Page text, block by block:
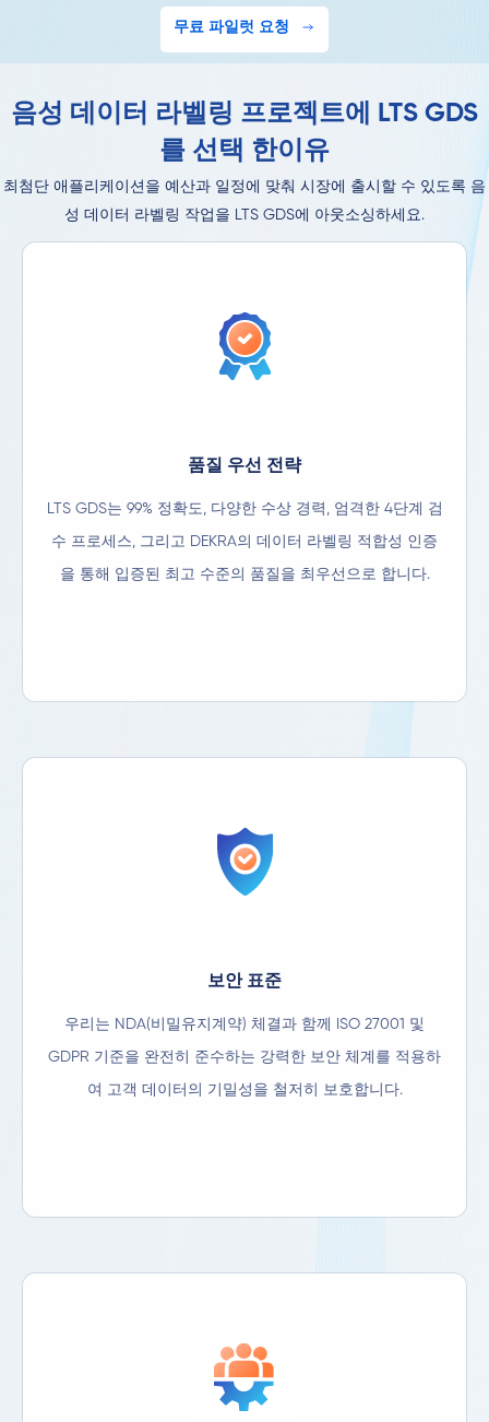
무료 파일럿 요청
음성 데이터 라벨링 프로젝트에 LTS GDS
를 선택 한이유
최첨단 애플리케이션을 예산과 일정에 맞춰 시장에 출시할 수 있도록 음
성 데이터 라벨링 작업을 LTS GDS에 아웃소싱하세요.
품질 우선 전략
LTS GDS는 99% 정확도, 다양한 수상 경력, 엄격한 4단계 검
수 프로세스, 그리고 DEKRA의 데이터 라벨링 적합성 인증
을 통해 입증된 최고 수준의 품질을 최우선으로 합니다.
보안 표준
우리는 NDA(비밀유지계약) 체결과 함께 ISO 27001 및
GDPR 기준을 완전히 준수하는 강력한 보안 체계를 적용하
여 고객 데이터의 기밀성을 철저히 보호합니다.